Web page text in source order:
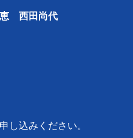
西田尚代
し込みください。